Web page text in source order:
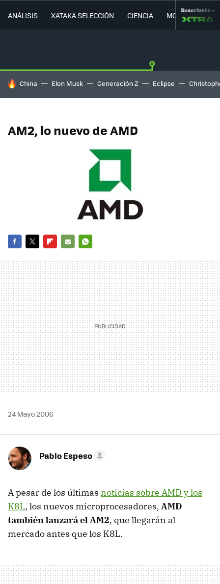
ANÁLISIS XATAKA SELECCIÓN CIENCIA MOVILIDAD
Suscríbete a
HOY SE HABLA DE
China Elon Musk Generación Z Eclipse
AM2, lo nuevo de AMD
MAIL
24 Mayo 2006
Pablo Espeso
A pesar de los últimas noticias sobre AMD y los
K8L, los nuevos microprocesadores, AMD
también lanzará el AM2, que llegarán al
mercado antes que los K8L.